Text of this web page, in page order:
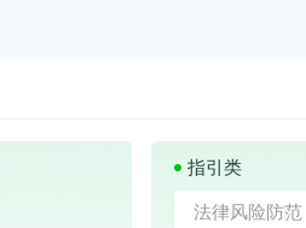
指引类
法律风险防范